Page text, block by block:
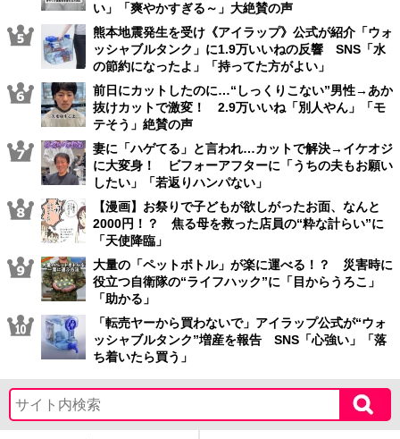
い」「爽やかすぎる～」大絶賛の声
熊本地震発生を受け《アイラップ》公式が紹介「ウォ
ッシャブルタンク」に1.9万いいねの反響 SNS「水
の節約になったよ」「持ってた方がよい」
前日にカットしたのに…“しっくりこない”男性→あか
抜けカットで激変！ 2.9万いいね「別人やん」「モ
テそう」絶賛の声
妻に「ハゲてる」と言われ…カットで解決→イケオジ
に大変身！ ビフォーアフターに「うちの夫もお願い
したい」「若返りハンパない」
【漫画】お祭りで子どもが欲しがったお面、なんと
2000円！？ 焦る母を救った店員の“粋な計らい”に
「天使降臨」
大量の「ペットボトル」が楽に運べる！？ 災害時に
役立つ自衛隊の“ライフハック”に「目からうろこ」
「助かる」
「転売ヤーから買わないで」アイラップ公式が“ウォ
ッシャブルタンク”増産を報告 SNS「心強い」「落
ち着いたら買う」